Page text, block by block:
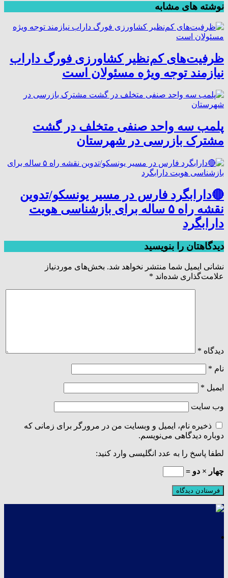
نوشته های مشابه
ظرفیت‌های کم‌نظیر کشاورزی فورگ داراب
نیازمند توجه ویژه مسئولان است
پلمب سه واحد صنفی متخلف در گشت
مشترک بازرسی در شهرستان
🔴دارابگرد فارس در مسیر یونسکو/تدوین
نقشه راه ۵ ساله برای بازشناسی هویت
دارابگرد
دیدگاهتان را بنویسید
نشانی ایمیل شما منتشر نخواهد شد. بخش‌های موردنیاز
علامت‌گذاری شده‌اند *
دیدگاه *
نام *
ایمیل *
وب‌ سایت
ذخیره نام، ایمیل و وبسایت من در مرورگر برای زمانی که
دوباره دیدگاهی می‌نویسم.
لطفا پاسخ را به عدد انگلیسی وارد کنید:
چهار × دو =